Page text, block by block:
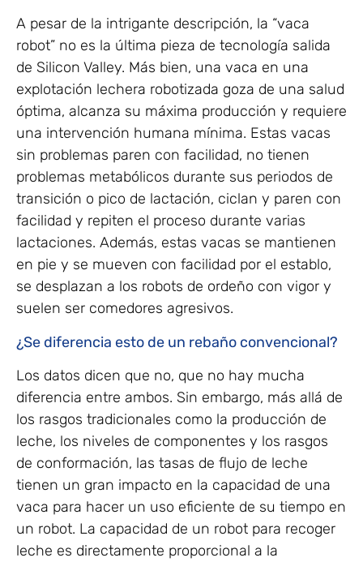
A pesar de la intrigante descripción, la “vaca
robot” no es la última pieza de tecnología salida
de Silicon Valley. Más bien, una vaca en una
explotación lechera robotizada goza de una salud
óptima, alcanza su máxima producción y requiere
una intervención humana mínima. Estas vacas
sin problemas paren con facilidad, no tienen
problemas metabólicos durante sus periodos de
transición o pico de lactación, ciclan y paren con
facilidad y repiten el proceso durante varias
lactaciones. Además, estas vacas se mantienen
en pie y se mueven con facilidad por el establo,
se desplazan a los robots de ordeño con vigor y
suelen ser comedores agresivos.
¿Se diferencia esto de un rebaño convencional?
Los datos dicen que no, que no hay mucha
diferencia entre ambos. Sin embargo, más allá de
los rasgos tradicionales como la producción de
leche, los niveles de componentes y los rasgos
de conformación, las tasas de flujo de leche
tienen un gran impacto en la capacidad de una
vaca para hacer un uso eficiente de su tiempo en
un robot. La capacidad de un robot para recoger
leche es directamente proporcional a la